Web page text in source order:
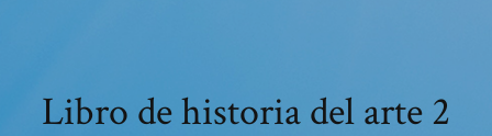
Libro de historia del arte 2